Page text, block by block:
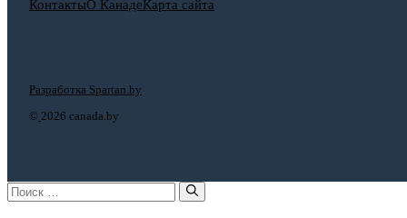
КонтактыО КанадеКарта сайта
© 2026 canada.by
Разработка Spartan.by
Поиск: